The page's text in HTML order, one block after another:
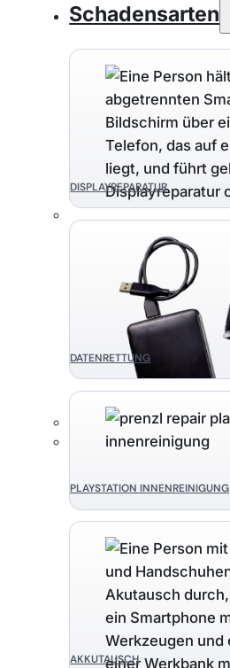
Schadensarten
DISPLAYREPARATUR
DATENRETTUNG
PLAYSTATION INNENREINIGUNG
AKKUTAUSCH